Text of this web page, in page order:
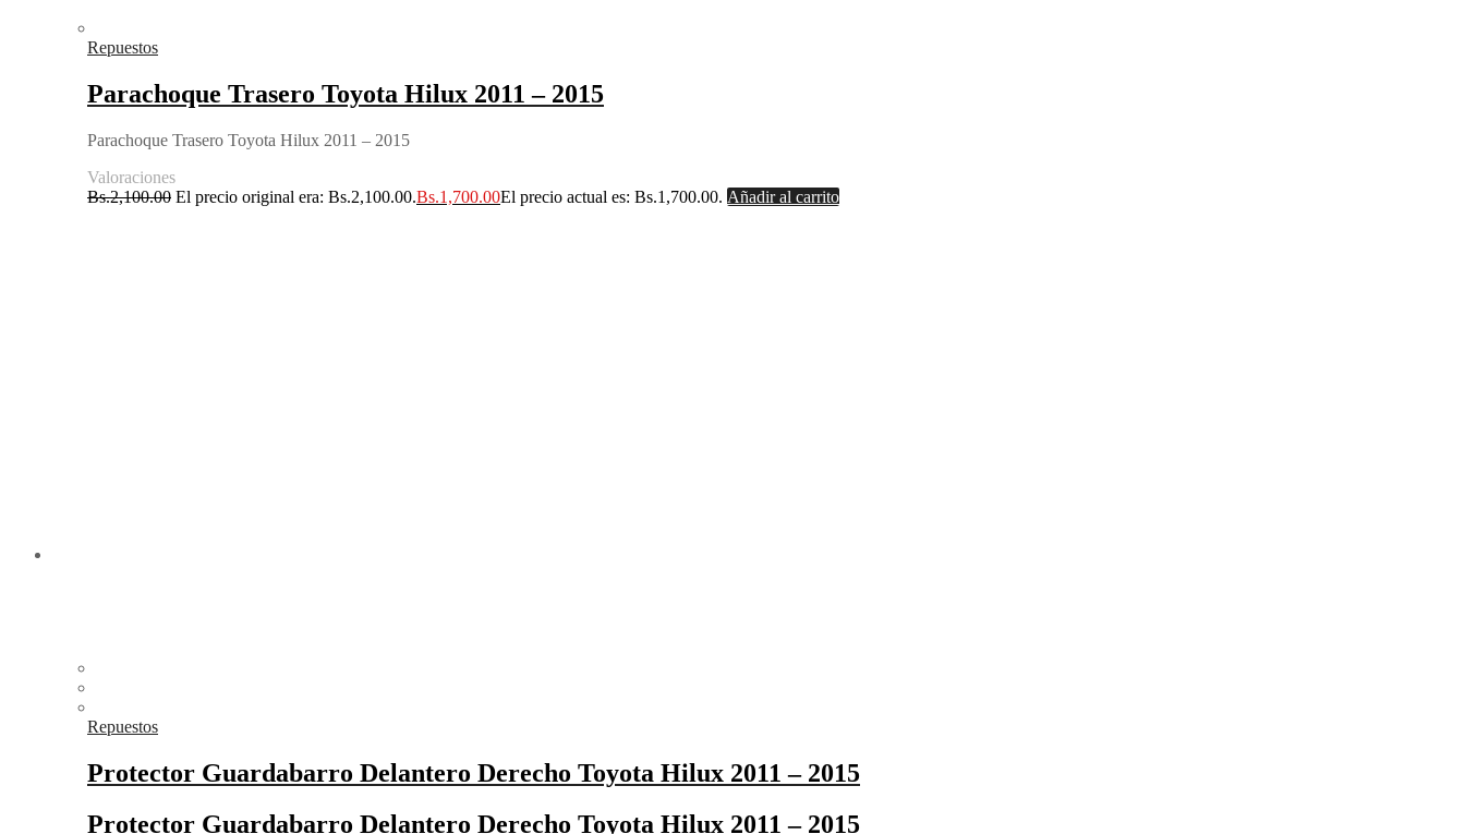
Repuestos
Parachoque Trasero Toyota Hilux 2011 – 2015
Parachoque Trasero Toyota Hilux 2011 – 2015
Valoraciones
Bs.2,100.00 El precio original era: Bs.2,100.00.Bs.1,700.00El precio actual es: Bs.1,700.00. Añadir al carrito
Repuestos
Protector Guardabarro Delantero Derecho Toyota Hilux 2011 – 2015
Protector Guardabarro Delantero Derecho Toyota Hilux 2011 – 2015